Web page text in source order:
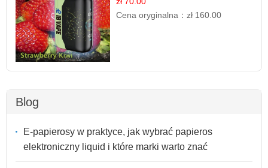
Cena oryginalna：zł 160.00
Blog
E-papierosy w praktyce, jak wybrać papieros
elektroniczny liquid i które marki warto znać